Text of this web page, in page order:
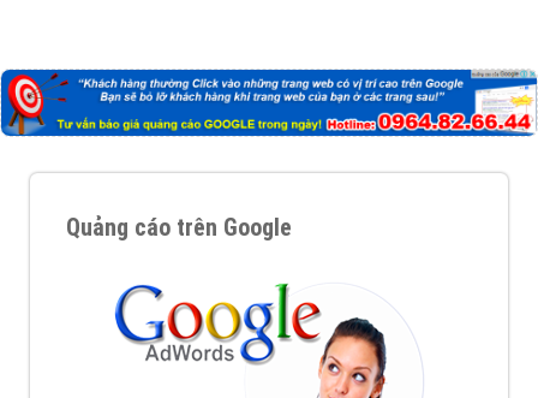
Quảng cáo trên Google